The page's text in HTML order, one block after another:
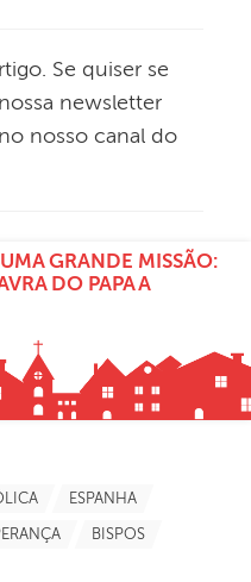
Se quiser se
newsletter
nosso canal do
GRANDE MISSÃO:
DO PAPA A
ESPANHA
BISPOS